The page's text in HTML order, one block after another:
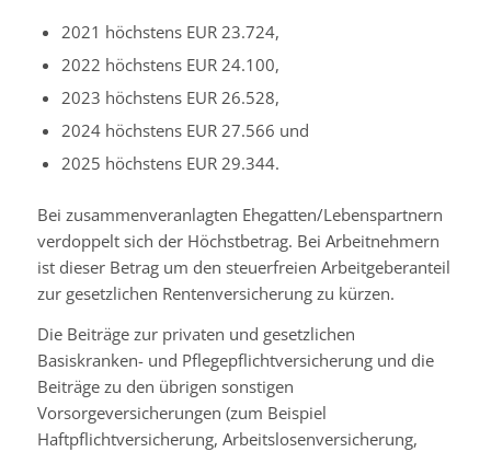
2021 höchstens EUR 23.724,
2022 höchstens EUR 24.100,
2023 höchstens EUR 26.528,
2024 höchstens EUR 27.566 und
2025 höchstens EUR 29.344.
Bei zusammenveranlagten Ehegatten/Lebenspartnern
verdoppelt sich der Höchstbetrag. Bei Arbeitnehmern
ist dieser Betrag um den steuerfreien Arbeitgeberanteil
zur gesetzlichen Rentenversicherung zu kürzen.
Die Beiträge zur privaten und gesetzlichen
Basiskranken- und Pflegepflichtversicherung und die
Beiträge zu den übrigen sonstigen
Vorsorgeversicherungen (zum Beispiel
Haftpflichtversicherung, Arbeitslosenversicherung,